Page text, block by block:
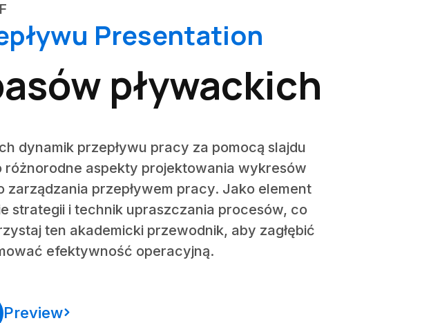
Presentation
pływackich
dynamik przepływu pracy za pomocą slajdu
różnorodne aspekty projektowania wykresów
przepływem pracy. Jako element
strategii i technik upraszczania procesów, co
ten akademicki przewodnik, aby zagłębić
efektywność operacyjną.
Preview